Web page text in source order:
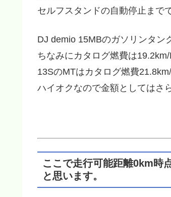
セルフスタンドの自動停止まで
DJ demio 15MBのガソリンタン
ちなみにカタログ燃費は19.2km/
13SのMTはカタログ燃費
ハイオクなので金額としてはさ
ここで走行可能距離0km時
と思います。